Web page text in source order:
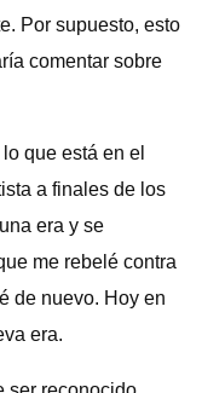
Por supuesto, esto
comentar sobre
que está en el
a finales de los
era y se
me rebelé contra
de nuevo. Hoy en
era.